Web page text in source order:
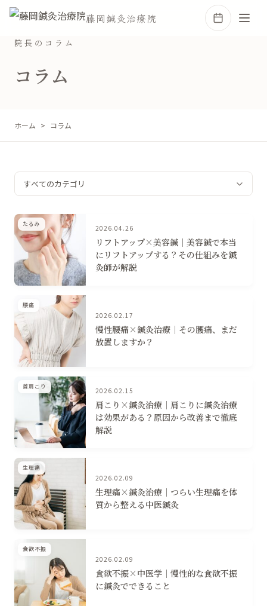
藤岡鍼灸治療院
院長のコラム
コラム
ホーム コラム
たるみ 2026.04.26
リフトアップ×美容鍼｜美容鍼で本当
にリフトアップする？その仕組みを鍼
灸師が解説
腰痛
2026.02.17
慢性腰痛×鍼灸治療｜その腰痛、まだ
放置しますか？
首肩こり 2026.02.15
肩こり×鍼灸治療｜肩こりに鍼灸治療
は効果がある？原因から改善まで徹底
解説
生理痛
2026.02.09
生理痛×鍼灸治療｜つらい生理痛を体
質から整える中医鍼灸
食欲不振
2026.02.09
食欲不振×中医学│慢性的な食欲不振
に鍼灸でできること